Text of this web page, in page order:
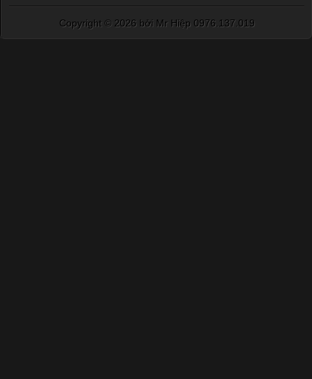
Copyright © 2026 bởi Mr Hiệp 0976.137.019